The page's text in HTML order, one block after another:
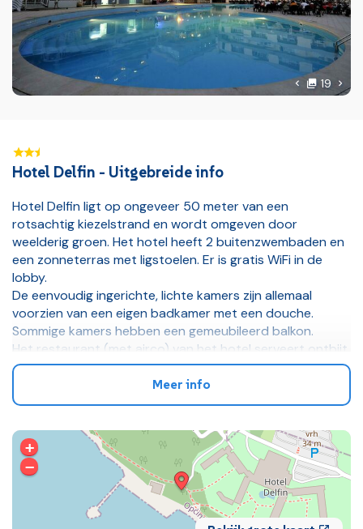
Vorige foto
19
Hotel Delfin - Uitgebreide info
Hotel Delfin ligt op ongeveer 50 meter van een
rotsachtig kiezelstrand en wordt omgeven door
weelderig groen. Het hotel heeft 2 buitenzwembaden en
een zonneterras met ligstoelen. Er is gratis WiFi in de
lobby.
De eenvoudig ingerichte, lichte kamers zijn allemaal
voorzien van een eigen badkamer met een douche.
Sommige kamers hebben een gemeubileerd balkon.
Het restaurant (met airco) van het hotel serveert ontbijt,
lunch en diner in buffetvorm. Je kan er ook vegetarische
gerechten bestellen. Verder heeft het hotel een
aperitiefbar en een bar bij het zwembad, waar in de
aangeboden.
Daarnaast heeft het hotel ook een souvenirwinkel, een
kapsalon, een massagestudio en een wisselkantoor. In de
loungeruimte bevindt zich een tv met satellietzenders.
Meer info
+
−